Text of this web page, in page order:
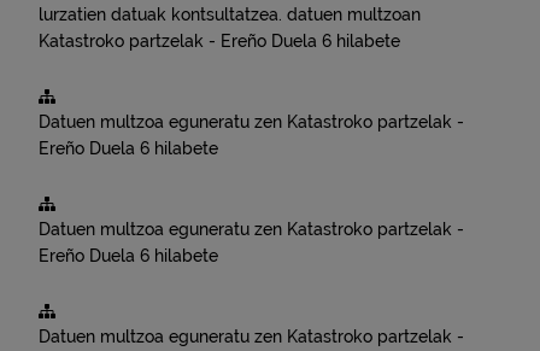
lurzatien datuak kontsultatzea. datuen multzoan
Katastroko partzelak - Ereño Duela 6 hilabete
Datuen multzoa eguneratu zen Katastroko partzelak -
Ereño Duela 6 hilabete
Datuen multzoa eguneratu zen Katastroko partzelak -
Ereño Duela 6 hilabete
Datuen multzoa eguneratu zen Katastroko partzelak -